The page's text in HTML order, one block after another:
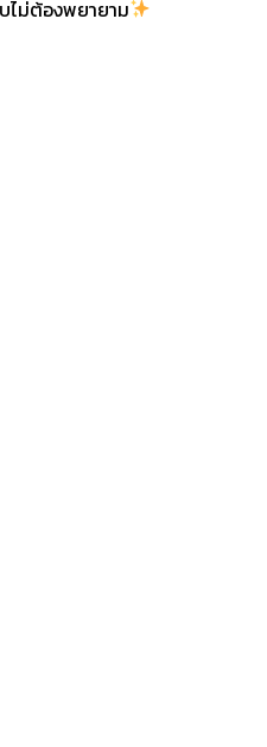
ม่ต้องพยายาม